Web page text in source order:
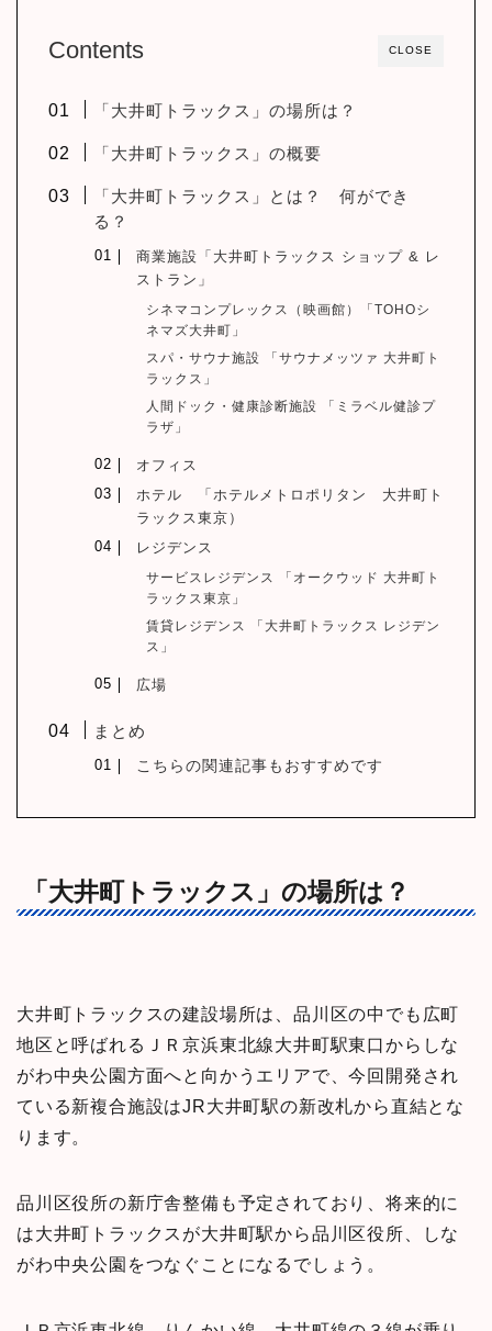
CLOSE
Contents
「大井町トラックス」の場所は？
「大井町トラックス」の概要
「大井町トラックス」とは？ 何ができ
る？
商業施設「大井町トラックス ショップ & レ
ストラン」
シネマコンプレックス（映画館）「TOHOシ
ネマズ大井町」
スパ・サウナ施設 「サウナメッツァ 大井町ト
ラックス」
人間ドック・健康診断施設 「ミラベル健診プ
ラザ」
オフィス
ホテル 「ホテルメトロポリタン 大井町ト
ラックス東京）
レジデンス
サービスレジデンス 「オークウッド 大井町ト
ラックス東京」
賃貸レジデンス 「大井町トラックス レジデン
ス」
広場
まとめ
こちらの関連記事もおすすめです
「大井町トラックス」の場所は？
大井町トラックスの建設場所は、品川区の中でも広町
地区と呼ばれるＪＲ京浜東北線大井町駅東口からしな
がわ中央公園方面へと向かうエリアで、今回開発され
ている新複合施設はJR大井町駅の新改札から直結とな
ります。
品川区役所の新庁舎整備も予定されており、将来的に
は大井町トラックスが大井町駅から品川区役所、しな
がわ中央公園をつなぐことになるでしょう。